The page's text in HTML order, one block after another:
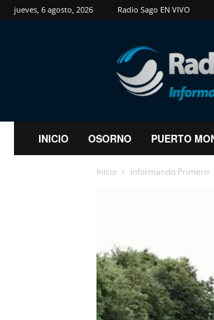
jueves, 6 agosto, 2026 Radio Sago EN VIVO
RadioSago
INICIO OSORNO PUERTO
Inicio Informando Primero